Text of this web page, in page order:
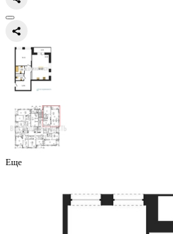
1-комнатная
20/25 этаж
Воронеж, Кривошеина ул., д. 13/14